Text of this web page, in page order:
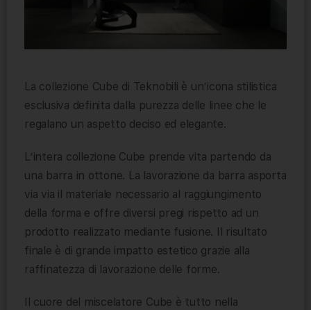
La collezione Cube di Teknobili è un’icona stilistica
esclusiva definita dalla purezza delle linee che le
regalano un aspetto deciso ed elegante.
L’intera collezione Cube prende vita partendo da
una barra in ottone. La lavorazione da barra asporta
via via il materiale necessario al raggiungimento
della forma e offre diversi pregi rispetto ad un
prodotto realizzato mediante fusione. Il risultato
finale è di grande impatto estetico grazie alla
raffinatezza di lavorazione delle forme.
Il cuore del miscelatore Cube è tutto nella